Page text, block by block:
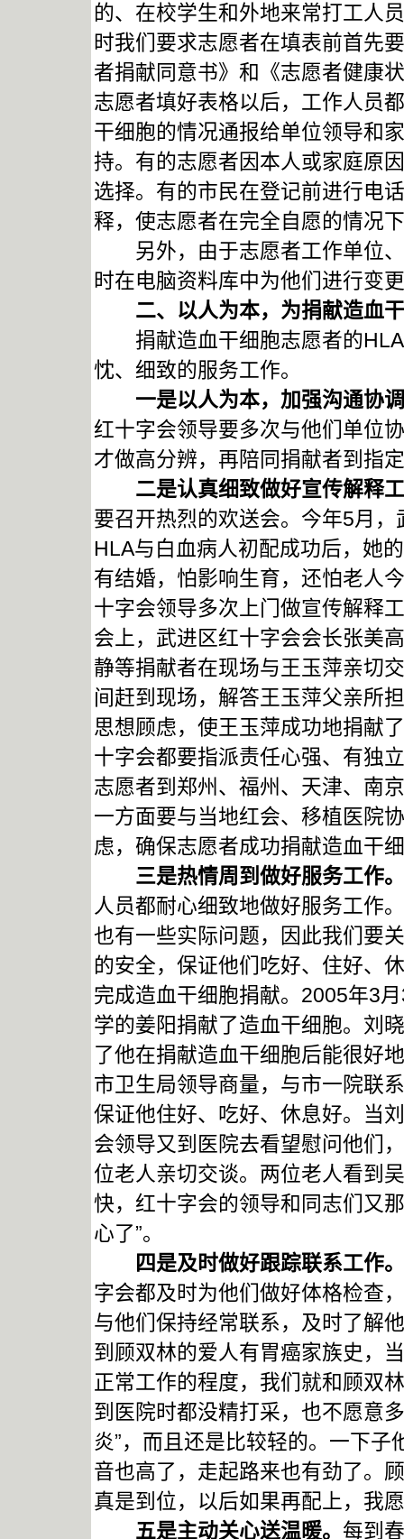
的、在校学生和外地来常打工人
时我们要求志愿者在填表前首先
者捐献同意书》和《志愿者健康
志愿者填好表格以后，工作人员
干细胞的情况通报给单位领导和
持。有的志愿者因本人或家庭原
选择。有的市民在登记前进行电
释，使志愿者在完全自愿的情况
另外，由于志愿者工作单位、
时在电脑资料库中为他们进行变
二、以人为本，为捐献造血干
捐献造血干细胞志愿者的HLA
忱、细致的服务工作。
一是以人为本，加强沟通协
红十字会领导要多次与他们单位
才做高分辨，再陪同捐献者到指
二是认真细致做好宣传解释
要召开热烈的欢送会。今年5月
HLA与白血病人初配成功后，她
有结婚，怕影响生育，还怕老人
十字会领导多次上门做宣传解释
会上，武进区红十字会会长张美
静等捐献者在现场与王玉萍亲切
间赶到现场，解答王玉萍父亲所
思想顾虑，使王玉萍成功地捐献
十字会都要指派责任心强、有独
志愿者到郑州、福州、天津、南
一方面要与当地红会、移植医院
虑，确保志愿者成功捐献造血干
三是热情周到做好服务工作。
人员都耐心细致地做好服务工作
也有一些实际问题，因此我们要
的安全，保证他们吃好、住好、
完成造血干细胞捐献。2005年3
学的姜阳捐献了造血干细胞。刘
了他在捐献造血干细胞后能很好
市卫生局领导商量，与市一院联
保证他住好、吃好、休息好。当
会领导又到医院去看望慰问他们
位老人亲切交谈。两位老人看到
快，红十字会的领导和同志们又
心了”。
四是及时做好跟踪联系工作。
字会都及时为他们做好体格检查
与他们保持经常联系，及时了解
到顾双林的爱人有胃癌家族史，
正常工作的程度，我们就和顾双
到医院时都没精打采，也不愿意
炎”，而且还是比较轻的。一下
音也高了，走起路来也有劲了。
真是到位，以后如果再配上，我
五是主动关心送温暖。 每到